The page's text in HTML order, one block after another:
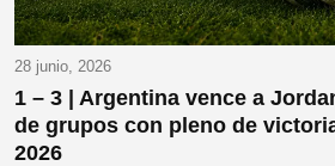
28 junio, 2026
1 – 3 | Argentina vence a
de grupos con pleno de
2026